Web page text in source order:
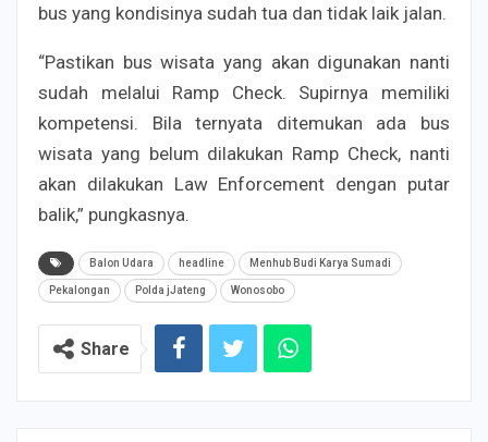
bus yang kondisinya sudah tua dan tidak laik jalan.
“Pastikan bus wisata yang akan digunakan nanti
sudah melalui Ramp Check. Supirnya memiliki
kompetensi. Bila ternyata ditemukan ada bus
wisata yang belum dilakukan Ramp Check, nanti
akan dilakukan Law Enforcement dengan putar
balik,” pungkasnya.
Balon Udara headline Menhub Budi Karya Sumadi
Pekalongan Polda jJateng Wonosobo
Share